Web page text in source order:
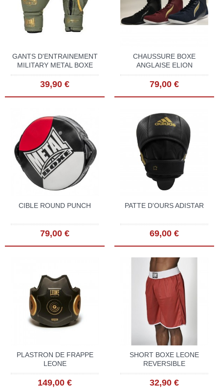
GANTS D'ENTRAINEMENT
MILITARY METAL BOXE
39,90 €
CHAUSSURE BOXE
ANGLAISE ELION
79,00 €
CIBLE ROUND PUNCH
79,00 €
PATTE D'OURS ADISTAR
69,00 €
PLASTRON DE FRAPPE
LEONE
149,00 €
SHORT BOXE LEONE
REVERSIBLE
32,90 €